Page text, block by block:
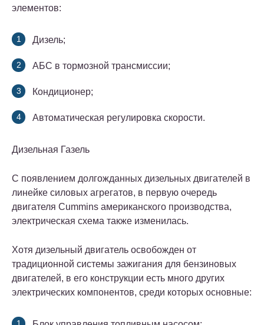
элементов:
Дизель;
АБС в тормозной трансмиссии;
Кондиционер;
Автоматическая регулировка скорости.
Дизельная Газель
С появлением долгожданных дизельных двигателей в
линейке силовых агрегатов, в первую очередь
двигателя Cummins американского производства,
электрическая схема также изменилась.
Хотя дизельный двигатель освобожден от
традиционной системы зажигания для бензиновых
двигателей, в его конструкции есть много других
электрических компонентов, среди которых основные: